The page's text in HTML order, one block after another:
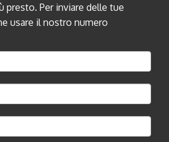
presto. Per inviare delle tue
usare il nostro numero